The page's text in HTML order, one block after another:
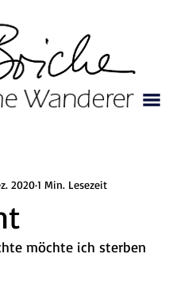
20201 Min. Lesezeit
möchte ich sterben